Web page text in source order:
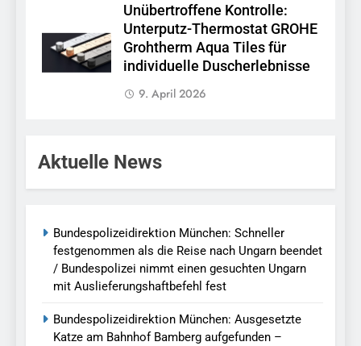
Unübertroffene Kontrolle:
Unterputz-Thermostat GROHE
Grohtherm Aqua Tiles für
individuelle Duscherlebnisse
9. April 2026
Aktuelle News
Bundespolizeidirektion München: Schneller
festgenommen als die Reise nach Ungarn beendet
/ Bundespolizei nimmt einen gesuchten Ungarn
mit Auslieferungshaftbefehl fest
Bundespolizeidirektion München: Ausgesetzte
Katze am Bahnhof Bamberg aufgefunden –